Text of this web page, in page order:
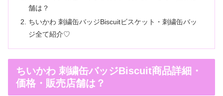
舗は？
ちいかわ 刺繍缶バッジBiscuitビスケット・刺繍缶バッ
ジ全て紹介♡
ちいかわ 刺繍缶バッジBiscuit商品詳細・
価格・販売店舗は？